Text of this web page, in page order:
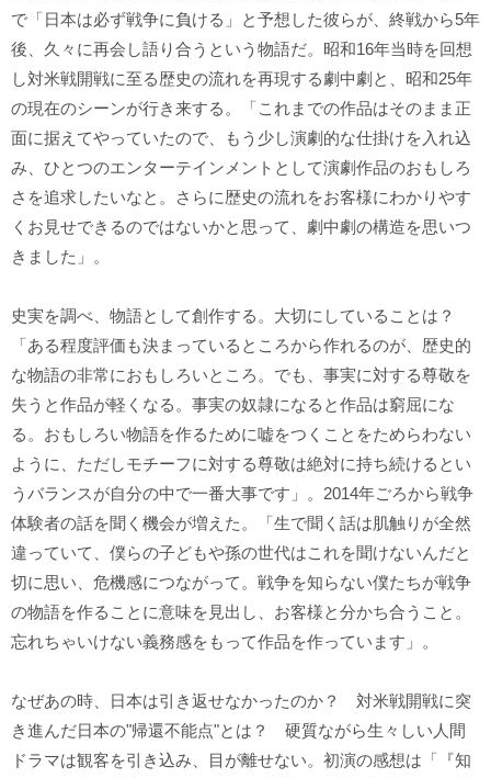
で「日本は必ず戦争に負ける」と予想した彼らが、終戦から5年
後、久々に再会し語り合うという物語だ。昭和16年当時を回想
し対米戦開戦に至る歴史の流れを再現する劇中劇と、昭和25年
の現在のシーンが行き来する。「これまでの作品はそのまま正
面に据えてやっていたので、もう少し演劇的な仕掛けを入れ込
み、ひとつのエンターテインメントとして演劇作品のおもしろ
さを追求したいなと。さらに歴史の流れをお客様にわかりやす
くお見せできるのではないかと思って、劇中劇の構造を思いつ
きました」。
史実を調べ、物語として創作する。大切にしていることは？
「ある程度評価も決まっているところから作れるのが、歴史的
な物語の非常におもしろいところ。でも、事実に対する尊敬を
失うと作品が軽くなる。事実の奴隷になると作品は窮屈にな
る。おもしろい物語を作るために嘘をつくことをためらわない
ように、ただしモチーフに対する尊敬は絶対に持ち続けるとい
うバランスが自分の中で一番大事です」。2014年ごろから戦争
体験者の話を聞く機会が増えた。「生で聞く話は肌触りが全然
違っていて、僕らの子どもや孫の世代はこれを聞けないんだと
切に思い、危機感につながって。戦争を知らない僕たちが戦争
の物語を作ることに意味を見出し、お客様と分かち合うこと。
忘れちゃいけない義務感をもって作品を作っています」。
なぜあの時、日本は引き返せなかったのか？ 対米戦開戦に突
き進んだ日本の"帰還不能点"とは？ 硬質ながら生々しい人間
ドラマは観客を引き込み、目が離せない。初演の感想は「『知